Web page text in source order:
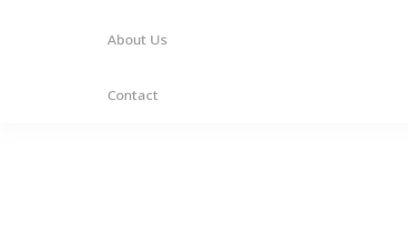
About Us
Contact